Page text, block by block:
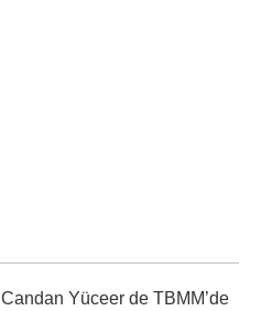
Yüceer de TBMM’de